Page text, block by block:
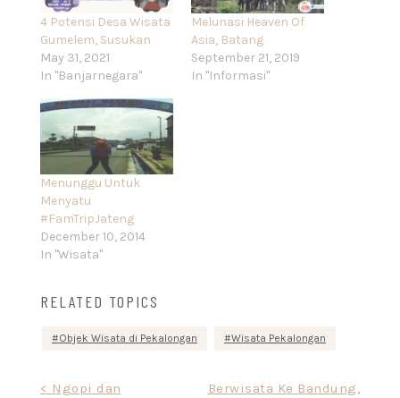
4 Potensi Desa Wisata
Gumelem, Susukan
May 31, 2021
In "Banjarnegara"
Melunasi Heaven Of
Asia, Batang
September 21, 2019
In "Informasi"
Menunggu Untuk
Menyatu
#FamTripJateng
December 10, 2014
In "Wisata"
RELATED TOPICS
Objek Wisata di Pekalongan Wisata Pekalongan
< Ngopi dan
Berwisata Ke Bandung,